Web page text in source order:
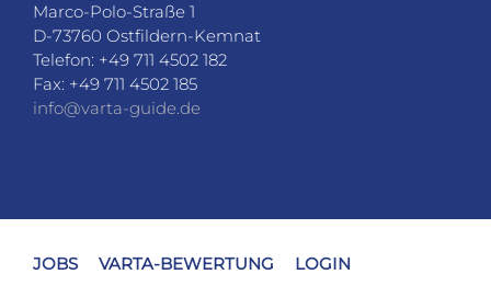
Marco-Polo-Straße 1
D-73760 Ostfildern-Kemnat
Telefon: +49 711 4502 182
Fax: +49 711 4502 185
info@varta-guide.de
JOBS VARTA-BEWERTUNG LOGIN